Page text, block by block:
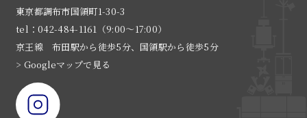
東京都調布市国領町1-30-3
tel：042-484-1161（9:00〜17:00）
京王線 布田駅から徒歩5分、国領駅から徒歩5分
> Googleマップで見る